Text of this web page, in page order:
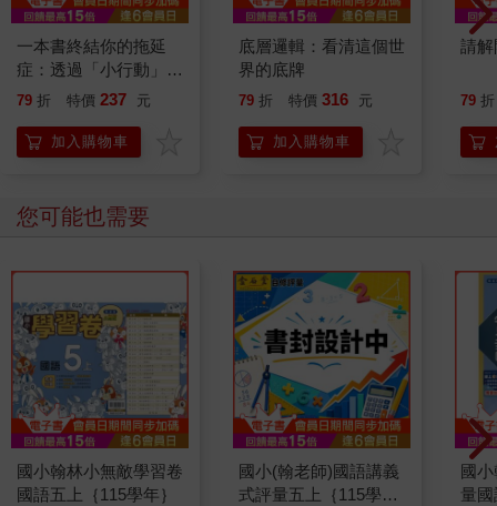
一本書終結你的拖延
症：透過「小行動」打
開大腦的行動開關，懶
的37個科學方法
79 折 特價 237 元
加入購物車
底層邏輯：看清這個世
界的底牌
79 折 特價 316 元
加入購物車
請解
79 折
您可能也需要
國小翰林小無敵學習卷
國語五上｛115學年｝
國小(翰老師)國語講義
式評量五上｛115學
國
量